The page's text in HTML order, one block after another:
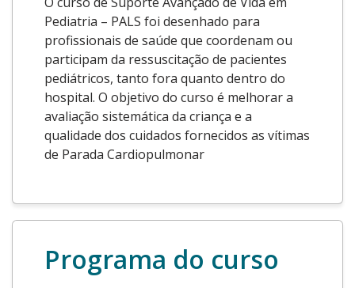
Pediatria – PALS foi desenhado para
profissionais de saúde que coordenam ou
participam da ressuscitação de pacientes
pediátricos, tanto fora quanto dentro do
hospital. O objetivo do curso é melhorar a
avaliação sistemática da criança e a
qualidade dos cuidados fornecidos as vítimas
de Parada Cardiopulmonar
Programa do curso